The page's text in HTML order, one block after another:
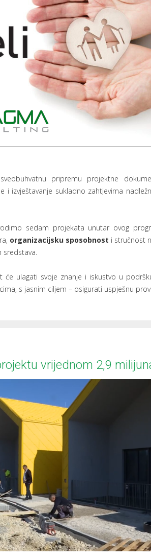
pripremu projektne
i izvještavanje sukladno zahtjevima
sedam projekata unutar ovog
organizacijsku sposobnost i stručnost
će ulagati svoje znanje i iskustvo u
s jasnim ciljem – osigurati uspješnu
vrijednom 2,9